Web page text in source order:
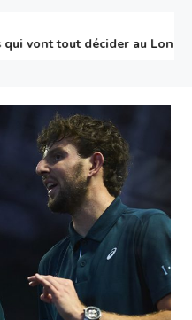
vont tout décider au London